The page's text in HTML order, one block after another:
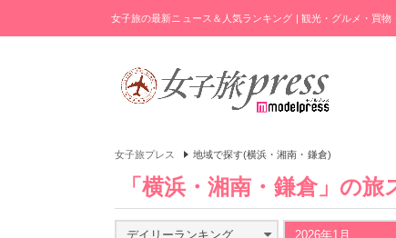
女子旅の最新ニュース＆人気ランキング | 観光・グルメ・買物
女子旅プレス 地域で探す(横浜・湘南・鎌倉)
「横浜・湘南・鎌倉」の
デイリーランキング 2026年1月